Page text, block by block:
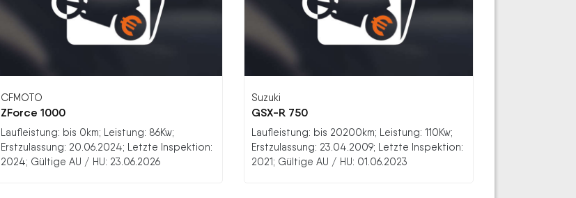
CFMOTO
ZForce 1000
Laufleistung: bis 0km; Leistung: 86Kw;
Erstzulassung: 20.06.2024; Letzte Inspektion:
2024; Gültige AU / HU: 23.06.2026
Suzuki
GSX-R 750
Laufleistung: bis 20200km; Leistung: 110Kw;
Erstzulassung: 23.04.2009; Letzte Inspektion:
2021; Gültige AU / HU: 01.06.2023